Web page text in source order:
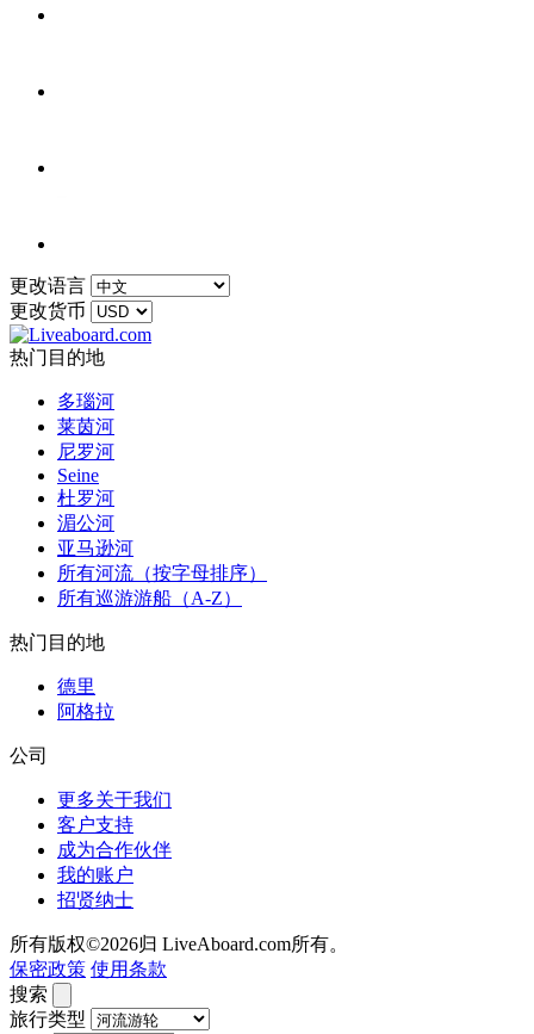
更改语言
更改货币
热门目的地
多瑙河
莱茵河
尼罗河
Seine
杜罗河
湄公河
亚马逊河
所有河流（按字母排序）
所有巡游游船（A-Z）
热门目的地
德里
阿格拉
公司
更多关于我们
客户支持
成为合作伙伴
我的账户
招贤纳士
所有版权©2026归 LiveAboard.com所有。
保密政策 使用条款
搜索
旅行类型